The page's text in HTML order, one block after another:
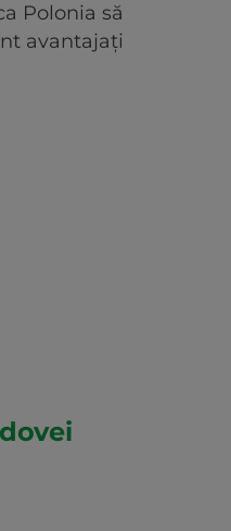
Polonia să
avantajați